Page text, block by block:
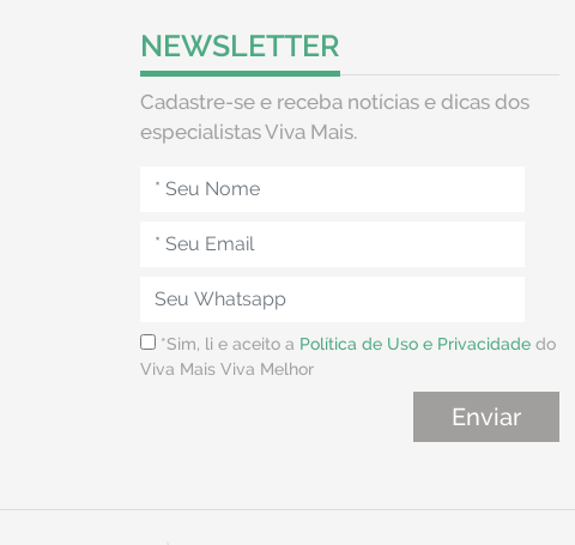
NEWSLETTER
Cadastre-se e receba notícias e dicas dos
especialistas Viva Mais.
*Sim, li e aceito a Política de Uso e Privacidade do
Viva Mais Viva Melhor